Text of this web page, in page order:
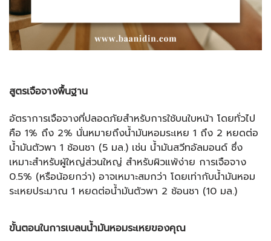
สูตรเจือจางพื้นฐาน
อัตราการเจือจางที่ปลอดภัยสำหรับการใช้บนใบหน้า โดยทั่วไป
คือ 1% ถึง 2% นั่นหมายถึงน้ำมันหอมระเหย 1 ถึง 2 หยดต่อ
น้ำมันตัวพา 1 ช้อนชา (5 มล.) เช่น น้ำมันสวีทอัลมอนด์ ซึ่ง
เหมาะสำหรับผู้ใหญ่ส่วนใหญ่ สำหรับผิวแพ้ง่าย การเจือจาง
0.5% (หรือน้อยกว่า) อาจเหมาะสมกว่า โดยเท่ากับน้ำมันหอม
ระเหยประมาณ 1 หยดต่อน้ำมันตัวพา 2 ช้อนชา (10 มล.)
ขั้นตอนในการเบลนน้ำมันหอมระเหยของคุณ